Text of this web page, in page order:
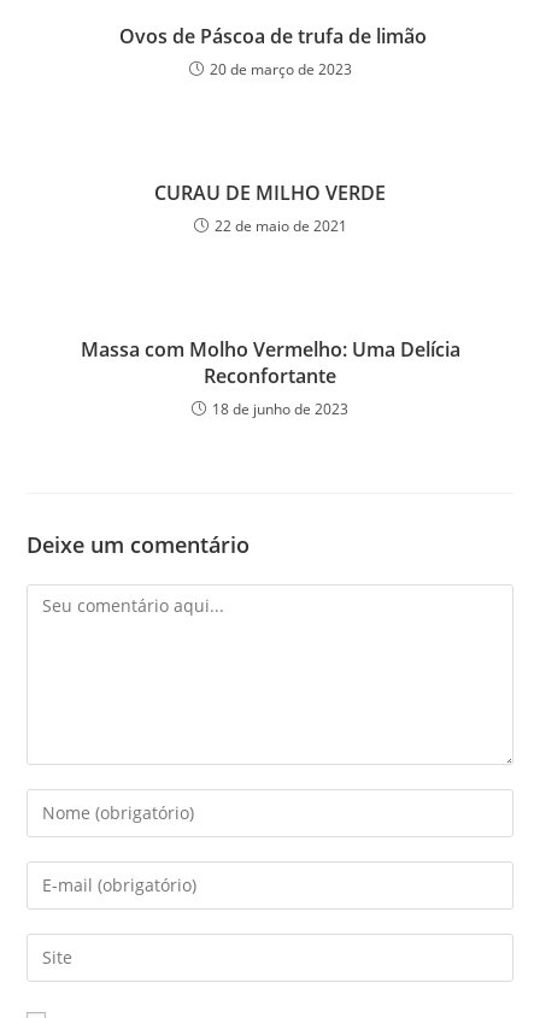
Ovos de Páscoa de trufa de limão
20 de março de 2023
CURAU DE MILHO VERDE
22 de maio de 2021
Massa com Molho Vermelho: Uma Delícia
Reconfortante
18 de junho de 2023
Deixe um comentário